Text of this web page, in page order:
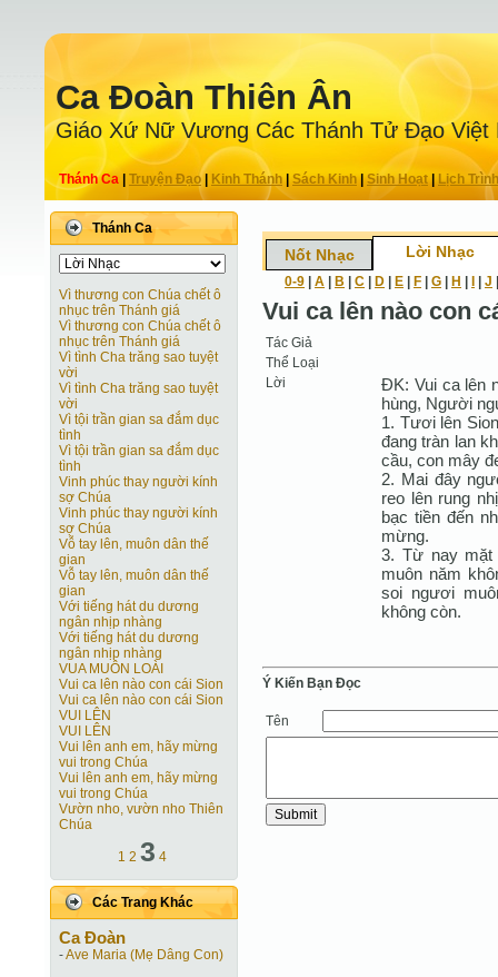
Ca Ðoàn Thiên Ân
Giáo Xứ Nữ Vương Các Thánh Tử Ðạo Việt
Thánh Ca Truyện Ðạo| Kinh Thánh Sách Kinh|Sinh Hoạt| Lịch Trình
Thánh Ca
Vì thương con Chúa chết ô
nhục trên Thánh giá
Vì thương con Chúa chết ô
nhục trên Thánh giá
Vì tình Cha trăng sao tuyệt
vời
Vì tình Cha trăng sao tuyệt
vời
Vì tội trần gian sa đắm dục
tình
Vì tội trần gian sa đắm dục
tình
Vinh phúc thay người kính
sợ Chúa
Vinh phúc thay người kính
sợ Chúa
Vỗ tay lên, muôn dân thế
gian
Vỗ tay lên, muôn dân thế
gian
Với tiếng hát du dương
ngân nhịp nhàng
Với tiếng hát du dương
ngân nhịp nhàng
VUA MUÔN LOÀI
Vui ca lên nào con cái Sion
Vui ca lên nào con cái Sion
VUI LÊN
VUI LÊN
Vui lên anh em, hãy mừng
vui trong Chúa
Vui lên anh em, hãy mừng
vui trong Chúa
Vườn nho, vườn nho Thiên
Chúa
1 2 3 4
Các Trang Khác
Ca Ðoàn
-Ave Maria (Mẹ Dâng Con)
Nốt Nhạc Lời Nhạc
0-9 A B C D E F G H J
Vui ca lên nào con
Tác Giả
Thể Loại
Lời
ÐK: Vui ca lên
hùng, Người
1. Tươi lên
đang tràn lan
cầu, con mây
2. Mai đây
reo lên rung
bạc tiền đến
mừng.
3. Từ nay mặt
muôn năm
soi ngươi
không còn.
Ý Kiến Bạn Ðọc
Tên